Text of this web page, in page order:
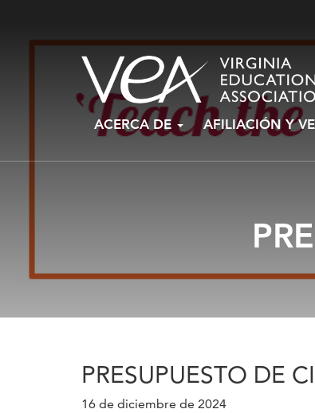
Ir
ACERCA DE AFILIACIÓN Y
PRESUPUESTO DE
16 de diciembre de 2024